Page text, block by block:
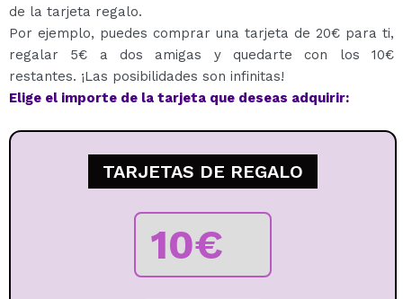
Al crear una cuenta en Maquillalia.com podrás realizar
tus compras rápidamente, revisar el estado de tus
pedidos y consultar tus operaciones anteriores.
CREAR CUENTA
de la tarjeta regalo.
Por ejemplo, puedes comprar una tarjeta de 20€ para ti,
regalar 5€ a dos amigas y quedarte con los 10€
restantes. ¡Las posibilidades son infinitas!
Elige el importe de la tarjeta que deseas adquirir:
TARJETAS DE REGALO